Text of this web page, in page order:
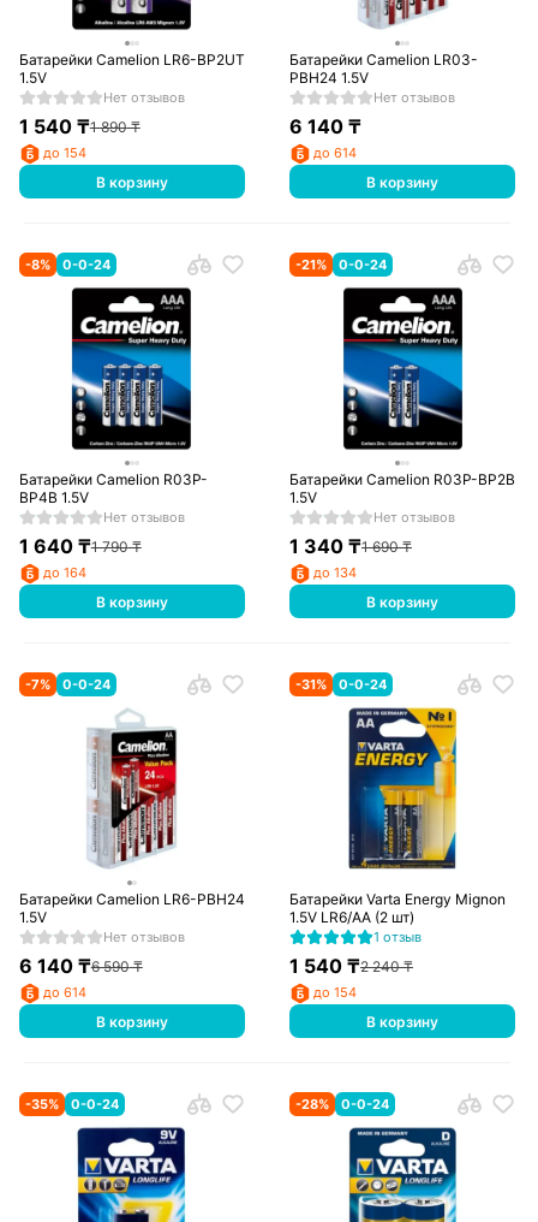
Батарейки Camelion LR6-BP2UT
1.5V
Нет отзывов
1 540₸1 890₸
до 154
В корзину
Батарейки Camelion LR03-
PBH24 1.5V
Нет отзывов
6 140 ₸
до 614
В корзину
-8% 0-0-24
Батарейки Camelion R03P-
BP4B 1.5V
Нет отзывов
1 640₸1 790₸
до 164
В корзину
-21% 0-0-24
Батарейки Camelion R03P-BP2B
1.5V
Нет отзывов
1 340 ₸1 690₸
до 134
В корзину
-7% 0-0-24
Батарейки Camelion LR6-PBH24
1.5V
Нет отзывов
6 140₸6 590₸
до 614
В корзину
-31% 0-0-24
Батарейки Varta Energy Mignon
1.5V LR6/AA (2 шт)
1 отзыв
1 540 ₸2 240₸
до 154
В корзину
-35% 0-0-24 -28% 0-0-24